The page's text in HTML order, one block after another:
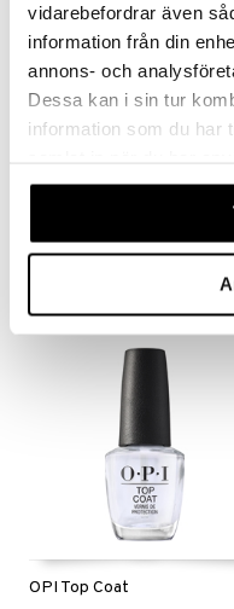
vidarebefordrar även
information från din
annons- och
Dessa kan i sin tur
information som du har
våra cookies vid
Building Nail Serum
kr 355
OPI Top Coat